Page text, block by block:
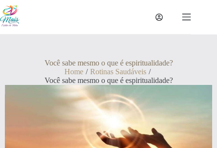
Você sabe mesmo o que é espiritualidade?
Home / Rotinas Saudáveis /
Você sabe mesmo o que é espiritualidade?